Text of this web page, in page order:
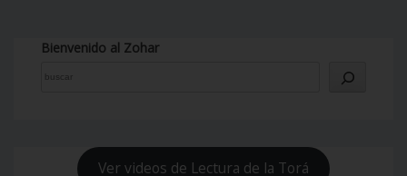
Bienvenido al Zohar
Ver videos de Lectura de la Torá